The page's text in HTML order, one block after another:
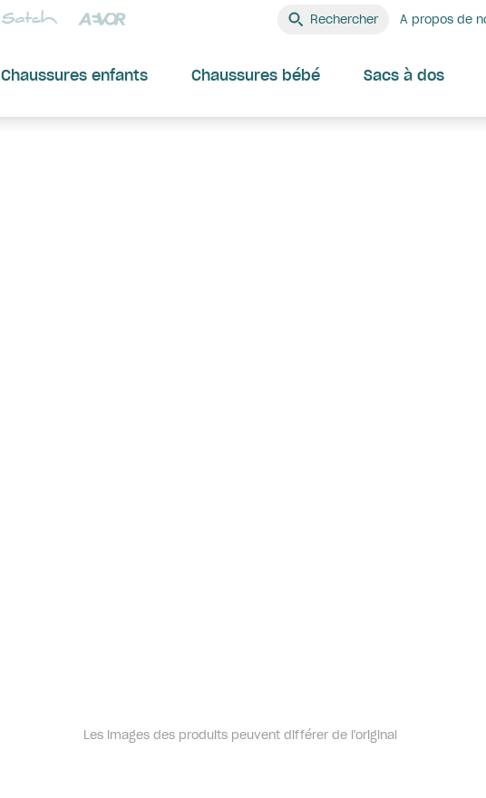
Rechercher A propos de
Chaussures enfants Chaussures bébé Sacs à dos
Les images des produits peuvent différer de l'original